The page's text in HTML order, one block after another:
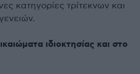
κατηγορίες τρίτεκνων και
ιδιοκτησίας και στο